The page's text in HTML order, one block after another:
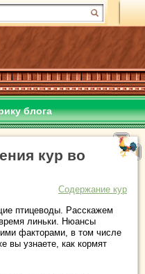
блога
кур во
Содержание кур
птицеводы. Расскажем
линьки. Нюансы
факторами, в том числе
вы узнаете, как кормят